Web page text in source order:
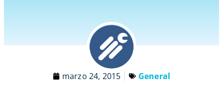
marzo 24, 2015 General